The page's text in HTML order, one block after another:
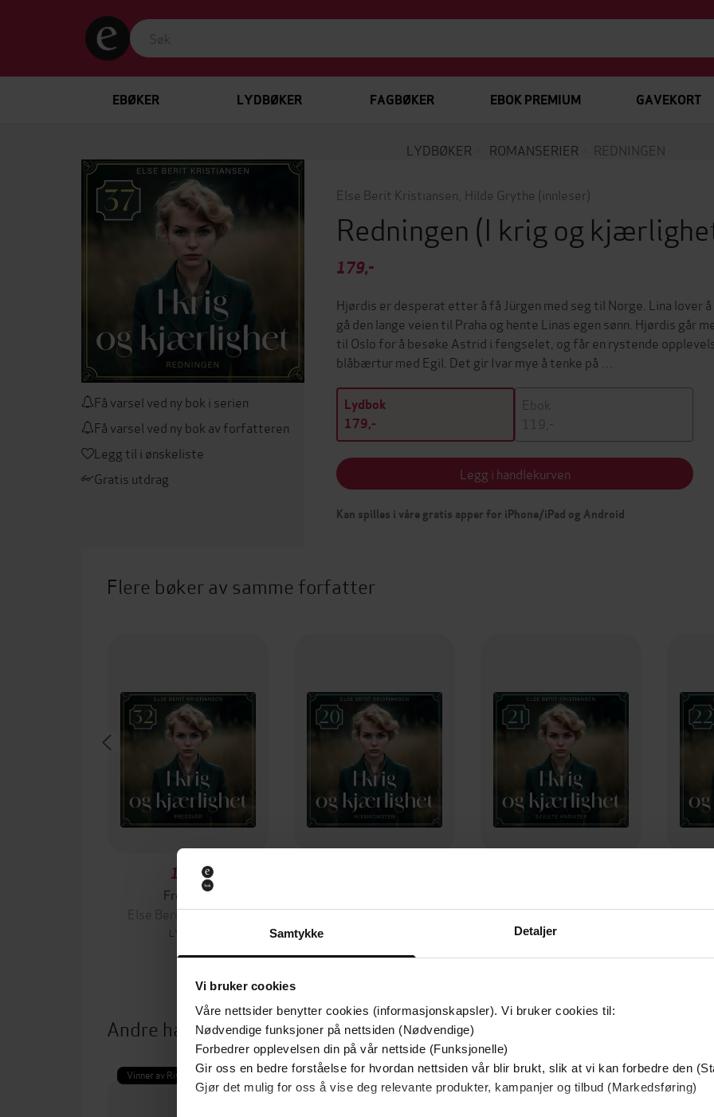
Samtykke Detaljer
Vi bruker cookies
Våre nettsider benytter cookies (informasjonskapsler). Vi bruker cookies til:
Nødvendige funksjoner på nettsiden (Nødvendige)
Forbedrer opplevelsen din på vår nettside (Funksjonelle)
Gir oss en bedre forståelse for hvordan nettsiden vår blir brukt, slik at vi kan forbedre den
Gjør det mulig for oss å vise deg relevante produkter, kampanjer og tilbud (Markedsføring)
EBØKER LYDBØKER FAGBØKER EBOK PREMIUM GAVEKORT
LYDBØKER ROMANSERIER REDNINGEN
Få varsel ved ny bok i serien
Få varsel ved ny bok av forfatteren
Legg til i ønskeliste
Gratis utdrag
Else Berit Kristiansen Hilde Grythe (innleser)
Redningen (I krig og
179,-
Hjørdis er desperat etter å få Jürgen med seg til Norge. Lina lover
gå den lange veien til Praha og hente Linas egen sønn. Hjørdis går
til Oslo for å besøke Astrid i fengselet, og får en rystende
blåbærtur med Egil. Det gir Ivar mye å tenke på …
Lydbok
179,-
Ebok
119,-
Legg i handlekurven
Kan spilles i våre gratis apper for iPhone/iPad og Android
Flere bøker av samme forfatter
179,-
Fredsvår
Else Berit Kristiansen
LYDBOK
Else Berit Kristiansen
Else Berit Kristiansen
LYDBOK
Andre har også kjøpt
Vinner av Rivertonprisen Premium